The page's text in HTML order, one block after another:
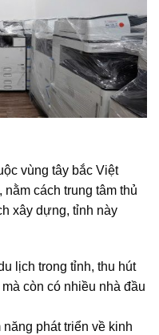
vùng tây bắc Việt
cách trung tâm thủ
xây dựng, tỉnh này
lịch trong tỉnh, thu hút
còn có nhiều nhà đầu
phát triển về kinh